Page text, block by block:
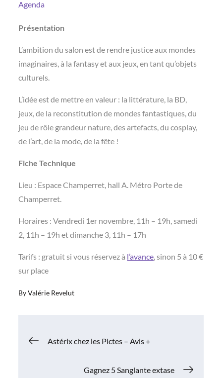
Agenda
Présentation
L’ambition du salon est de rendre justice aux mondes
imaginaires, à la fantasy et aux jeux, en tant qu’objets
culturels.
L’idée est de mettre en valeur : la littérature, la BD,
jeux, de la reconstitution de mondes fantastiques, du
jeu de rôle grandeur nature, des artefacts, du cosplay,
de l’art, de la mode, de la fête !
Fiche Technique
Lieu : Espace Champerret, hall A. Métro Porte de
Champerret.
Horaires : Vendredi 1er novembre, 11h – 19h, samedi
2, 11h – 19h et dimanche 3, 11h – 17h
Tarifs : gratuit si vous réservez à l’avance, sinon 5 à 10 €
sur place
ByValérie Revelut
Navigation
Astérix chez les Pictes – Avis +
Gagnez 5 Sanglante extase